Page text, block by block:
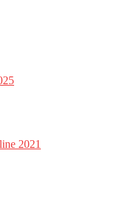
2021